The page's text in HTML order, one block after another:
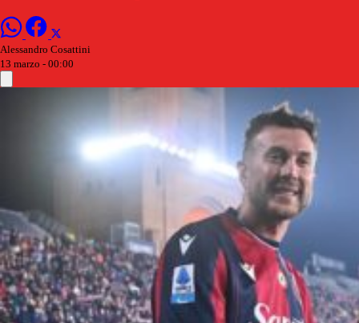
Alessandro Cosattini
13 marzo - 00:00